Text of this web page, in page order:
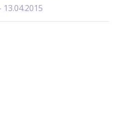
13.04.2015 - 16:00